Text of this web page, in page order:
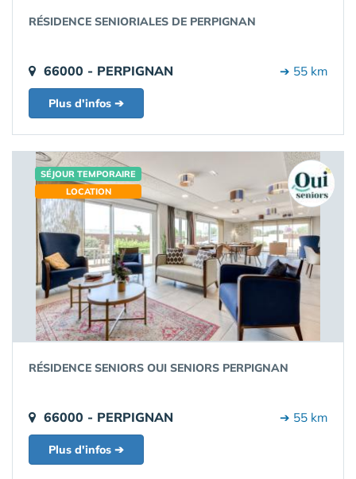
RÉSIDENCE SENIORIALES DE PERPIGNAN
66000 - PERPIGNAN ➔ 55 km
Plus d'infos ➔
SÉJOUR TEMPORAIRE
LOCATION
RÉSIDENCE SENIORS OUI SENIORS PERPIGNAN
66000 - PERPIGNAN ➔ 55 km
Plus d'infos ➔